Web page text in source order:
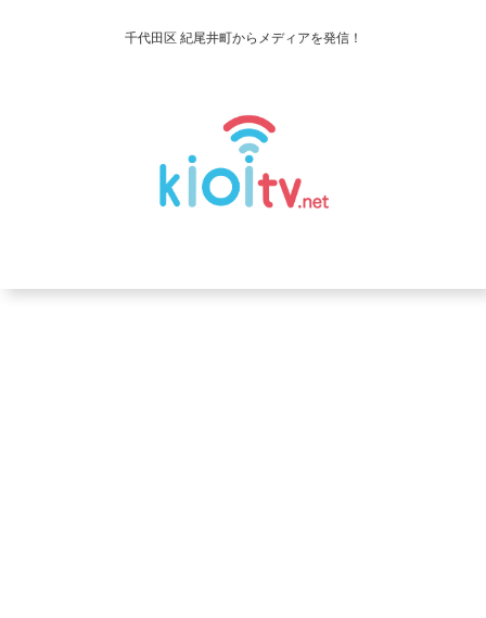
千代田区 紀尾井町からメディアを発信！